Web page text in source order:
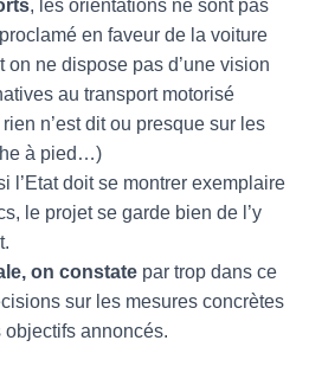
, les orientations ne sont pas
en faveur de la voiture
ne dispose pas d’une vision
au transport motorisé
n’est dit ou presque sur les
à pied…)
l’Etat doit se montrer exemplaire
le projet se garde bien de l’y
on constate par trop dans ce
sur les mesures concrètes
annoncés.